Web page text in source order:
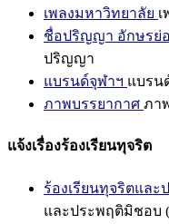
เพลงมหาวิทยาลัย
ชื่อปริญญา อักษรย่
ปริญญา
แบรนด์จุฬาฯ แบรน
ภาพบรรยากาศ ภา
แจ้งเรื่องร้องเรียนทุจริต
ร้องเรียนทุจริตแล
และประพฤติมิชอบ